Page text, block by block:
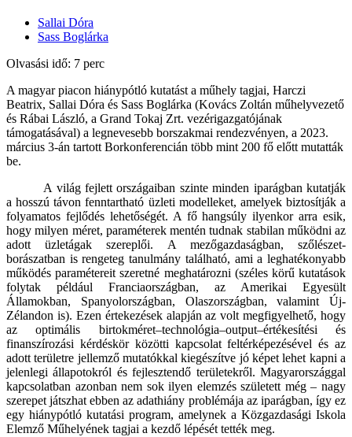
Sallai Dóra
Sass Boglárka
Olvasási idő: 7 perc
A magyar piacon hiánypótló kutatást a műhely tagjai, Harczi
Beatrix, Sallai Dóra és Sass Boglárka (Kovács Zoltán műhelyvezető
és Rábai László, a Grand Tokaj Zrt. vezérigazgatójának
támogatásával) a legnevesebb borszakmai rendezvényen, a 2023.
március 3-án tartott Borkonferencián több mint 200 fő előtt mutatták
be.
A világ fejlett országaiban szinte minden iparágban kutatják
a hosszú távon fenntartható üzleti modelleket, amelyek biztosítják a
folyamatos fejlődés lehetőségét. A fő hangsúly ilyenkor arra esik,
hogy milyen méret, paraméterek mentén tudnak stabilan működni az
adott üzletágak szereplői. A mezőgazdaságban, szőlészet-
borászatban is rengeteg tanulmány található, ami a leghatékonyabb
működés paramétereit szeretné meghatározni (széles körű kutatások
folytak például Franciaországban, az Amerikai Egyesült
Államokban, Spanyolországban, Olaszországban, valamint Új-
Zélandon is). Ezen értekezések alapján az volt megfigyelhető, hogy
az optimális birtokméret–technológia–output–értékesítési és
finanszírozási kérdéskör közötti kapcsolat feltérképezésével és az
adott területre jellemző mutatókkal kiegészítve jó képet lehet kapni a
jelenlegi állapotokról és fejlesztendő területekről. Magyarországgal
kapcsolatban azonban nem sok ilyen elemzés született még – nagy
szerepet játszhat ebben az adathiány problémája az iparágban, így ez
egy hiánypótló kutatási program, amelynek a Közgazdasági Iskola
Elemző Műhelyének tagjai a kezdő lépését tették meg.